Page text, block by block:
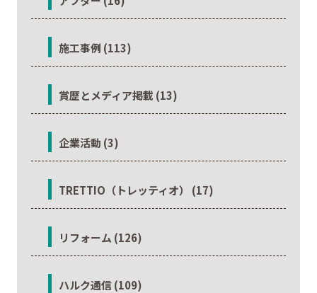
施工事例 (113)
賞歴とメディア掲載 (13)
企業活動 (3)
TRETTIO（トレッティオ） (17)
リフォーム (126)
ハルク通信 (109)